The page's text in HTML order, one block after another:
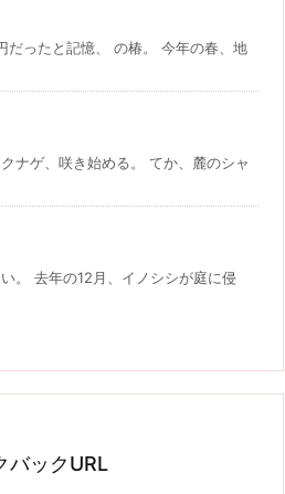
だったと記憶、 の椿。 今年の春、地
ナゲ、咲き始める。 てか、麓のシャ
。 去年の12月、イノシシが庭に侵
バックURL